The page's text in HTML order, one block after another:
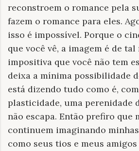
reconstroem o romance pela
fazem o romance para eles.
isso é impossível. Porque o
que você vê, a imagem é de
impositiva que você não tem
deixa a mínima possibilidade
está dizendo tudo como é,
plasticidade, uma perenidade
não escapa. Então prefiro que
continuem imaginando
como seus tios e meus amigos